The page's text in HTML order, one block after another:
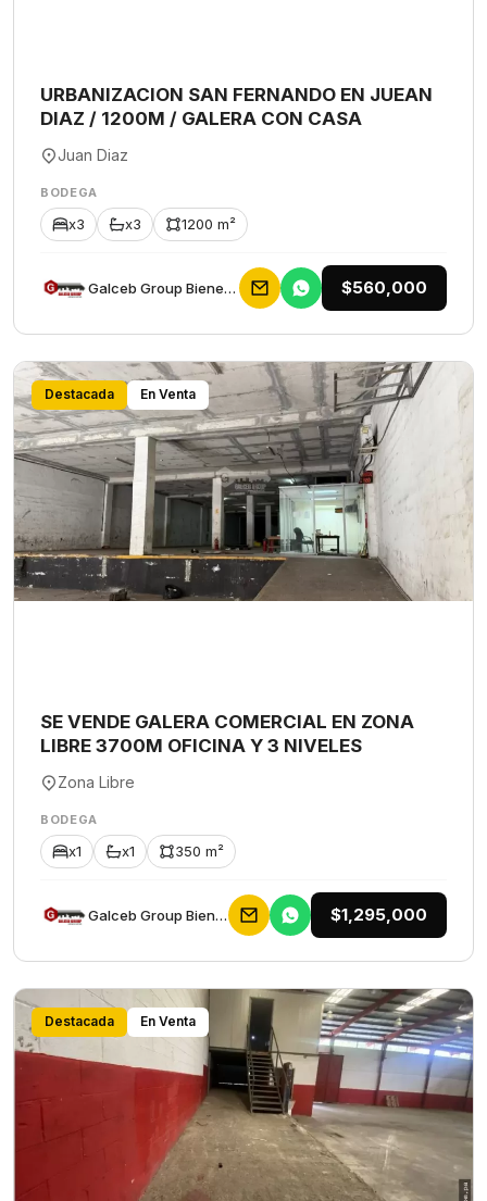
URBANIZACION SAN FERNANDO EN JUEAN
DIAZ / 1200M / GALERA CON CASA
Juan Diaz
BODEGA
x3 x3 1200 m²
Galceb Group Bienes Raices $560,000
Destacada En Venta
SE VENDE GALERA COMERCIAL EN ZONA
LIBRE 3700M OFICINA Y 3 NIVELES
Zona Libre
BODEGA
x1 x1 350 m²
Galceb Group Bienes Raices $1,295,000
Destacada En Venta